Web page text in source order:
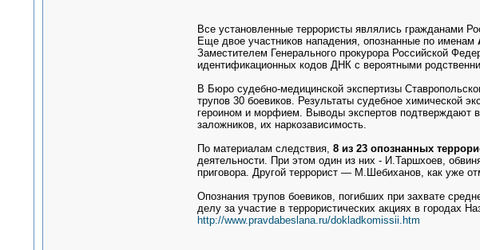
Все установленные террористы являлись гражданами
Еще двое участников нападения, опознанные по именам
Заместителем Генерального прокурора Российской
идентификационных кодов ДНК с вероятными
В Бюро судебно-медицинской экспертизы
трупов 30 боевиков. Результаты судебное химической
героином и морфием. Выводы экспертов подтверждают
заложников, их наркозависимость.
По материалам следствия, 8 из 23 опознанных
деятельности. При этом один из них - И.Таршхоев,
приговора. Другой террорист — М.Шебиханов, как уже
Опознания трупов боевиков, погибших при захвате
делу за участие в террористических акциях в городах
http://www.pravdabeslana.ru/dokladkomissii.htm